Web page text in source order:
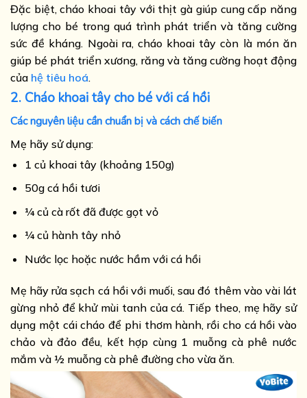
Đặc biệt, cháo khoai tây với thịt gà giúp cung cấp năng
lượng cho bé trong quá trình phát triển và tăng cường
sức đề kháng. Ngoài ra, cháo khoai tây còn là món ăn
giúp bé phát triển xương, răng và tăng cường hoạt động
của hệ tiêu hoá.
2. Cháo khoai tây cho bé với cá hồi
Các nguyên liệu cần chuẩn bị và cách chế biến
Mẹ hãy sử dụng:
1 củ khoai tây (khoảng 150g)
50g cá hồi tươi
¼ củ cà rốt đã được gọt vỏ
¼ củ hành tây nhỏ
Nước lọc hoặc nước hầm với cá hồi
Mẹ hãy rửa sạch cá hồi với muối, sau đó thêm vào vài lát
gừng nhỏ để khử mùi tanh của cá. Tiếp theo, mẹ hãy sử
dụng một cái cháo để phi thơm hành, rồi cho cá hồi vào
chảo và đảo đều, kết hợp cùng 1 muỗng cà phê nước
mắm và ½ muỗng cà phê đường cho vừa ăn.